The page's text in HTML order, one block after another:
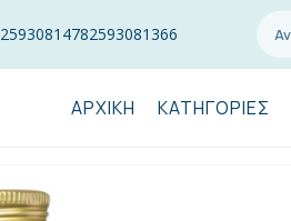
25930814782593081366
ΑΡΧΙΚΉ ΚΑΤΗΓΟΡΊΕΣ